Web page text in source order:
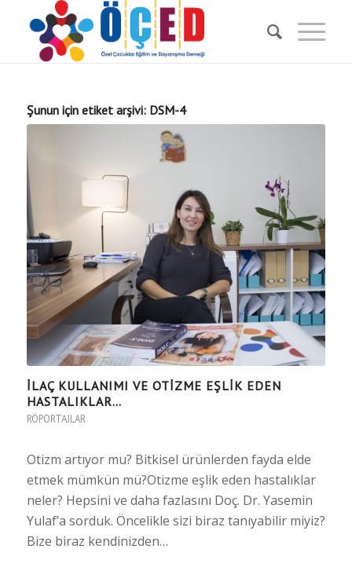
Şunun için etiket arşivi: DSM-4
İLAÇ KULLANIMI VE OTİZME EŞLİK EDEN
HASTALIKLAR…
RÖPORTAJLAR
Otizm artıyor mu? Bitkisel ürünlerden fayda elde
etmek mümkün mü?Otizme eşlik eden hastalıklar
neler? Hepsini ve daha fazlasını Doç. Dr. Yasemin
Yulaf’a sorduk. Öncelikle sizi biraz tanıyabilir miyiz?
Bize biraz kendinizden…